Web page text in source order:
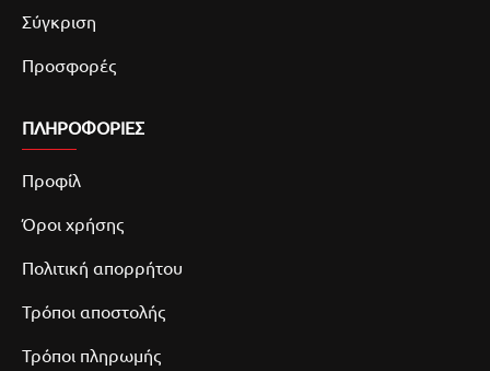
Σύγκριση
Προσφορές
ΠΛΗΡΟΦΟΡΙΕΣ
Προφίλ
Όροι χρήσης
Πολιτική απορρήτου
Τρόποι αποστολής
Τρόποι πληρωμής